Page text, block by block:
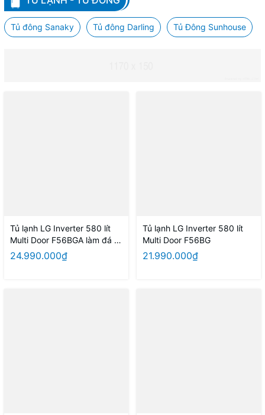
Tủ đông Sanaky Tủ đông Darling Tủ Đông Sunhouse
Tủ lạnh LG Inverter 580 lít
Multi Door F56BGA làm đá tự
động
24.990.000₫
Tủ lạnh LG Inverter 580 lít
Multi Door F56BG
21.990.000₫